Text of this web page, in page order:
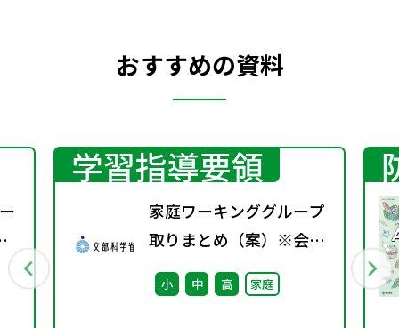
おすすめの資料
学習指導要領
家庭ワーキンググループ
取りまとめ（案）※会議
後修正
小 中 高 家庭